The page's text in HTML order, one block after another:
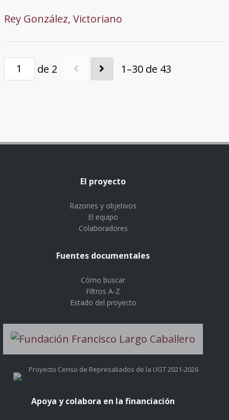
Rey González, Victoriano
de 2 1–30 de 43
El proyecto
Razones y objetivos
El equipo
Colaboradores
Fuentes documentales
Cómo buscar
Filtros A-Z
Estado del proyecto
Proyecto Censo de Represaliados de la UGT 2021-2026
Apoya y colabora en la financiación